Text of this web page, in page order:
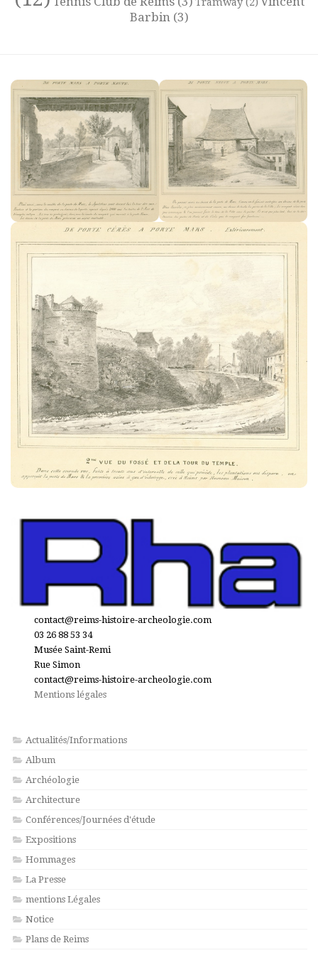
Barbin (3)
contact@reims-histoire-archeologie.com
03 26 88 53 34
Musée Saint-Remi
Rue Simon
contact@reims-histoire-archeologie.com
Mentions légales
Actualités/Informations
Album
Archéologie
Architecture
Conférences/Journées d'étude
Expositions
Hommages
La Presse
mentions Légales
Notice
Plans de Reims